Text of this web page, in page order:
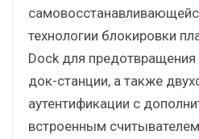
технологии блокировки
Dock для
док-станции, а также
аутентификации с
встроенным